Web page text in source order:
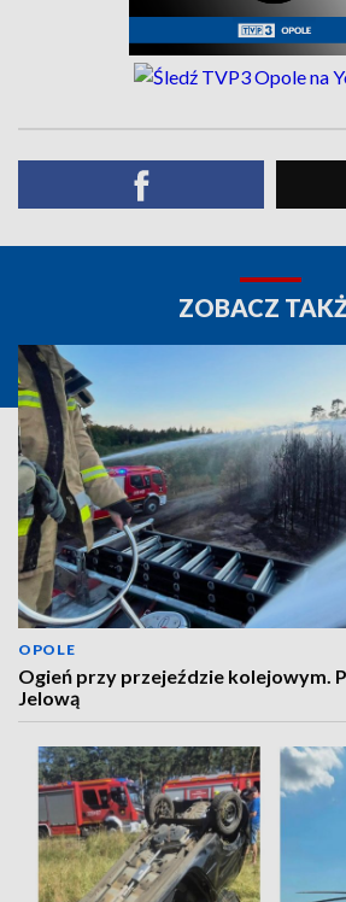
ZOBACZ
OPOLE
Ogień przy przejeździe kolejowym.
Jelową